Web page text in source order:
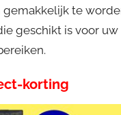
te
geschikt is voor
korting